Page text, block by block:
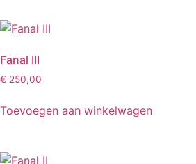
Fanal III
€ 250,00
Toevoegen aan winkelwagen